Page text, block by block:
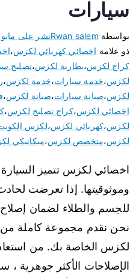
سيارات
بواسطة Rwan salemنشر على مايو 12, 2020
ذو علامة اخصائي كهربائي لكزس،
كراج لكزس،بطارية لكزس،تصليح
لكزس،خدمة سيارات،خدمة لكزس،
لكزس،صيانة سيارات،صيانة لكزس،
اخصائي لكزس،كراج تصليح لكزس،
لكزس،كهربائي لكزس،لكزس
لكزس،متخصص لكزس،ميكانيكي
اخصائي لكزس تتميز
وموثوقيتها. إذا تعرضت
للجسم والطلاء لضمان
نحن نقدم مجموعة كاملة
لكزس الخاصة بك. من
الإصلاحات الأكثر جوهرية